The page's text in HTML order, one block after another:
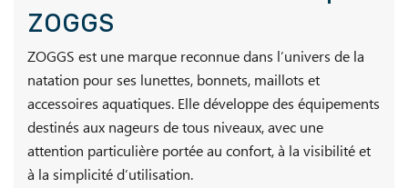
ZOGGS
ZOGGS est une marque reconnue dans l’univers de la
natation pour ses lunettes, bonnets, maillots et
accessoires aquatiques. Elle développe des équipements
destinés aux nageurs de tous niveaux, avec une
attention particulière portée au confort, à la visibilité et
à la simplicité d’utilisation.